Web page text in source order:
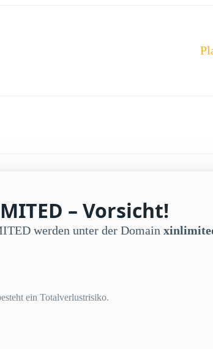
– Vorsicht!
werden unter der Domain
ein Totalverlustrisiko.